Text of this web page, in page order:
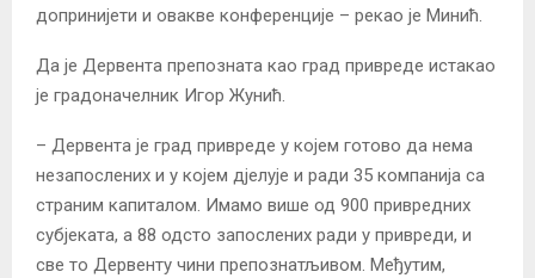
допринијети и овакве конференције – рекао је Минић.
Да је Дервента препозната као град привреде истакао
је градоначелник Игор Жунић.
– Дервента је град привреде у којем готово да нема
незапослених и у којем дјелује и ради 35 компанија са
страним капиталом. Имамо више од 900 привредних
субјеката, а 88 одсто запослених ради у привреди, и
све то Дервенту чини препознатљивом. Међутим,